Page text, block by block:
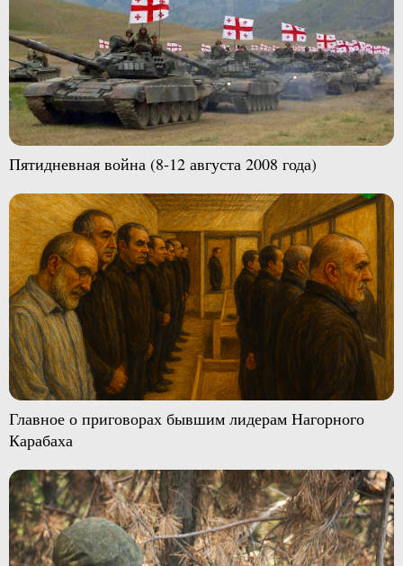
Пятидневная война (8-12 августа 2008 года)
Главное о приговорах бывшим лидерам Нагорного
Карабаха